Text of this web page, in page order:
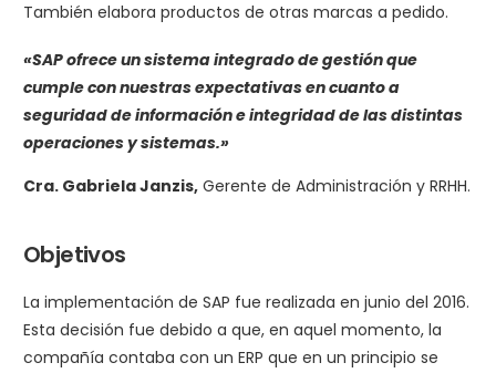
También elabora productos de otras marcas a pedido.
«SAP ofrece un sistema integrado de gestión que
cumple con nuestras expectativas en cuanto a
seguridad de información e integridad de las distintas
operaciones y sistemas.»
Cra. Gabriela Janzis,Gerente de Administración y RRHH.
Objetivos
La implementación de SAP fue realizada en junio del 2016.
Esta decisión fue debido a que, en aquel momento, la
compañía contaba con un ERP que en un principio se